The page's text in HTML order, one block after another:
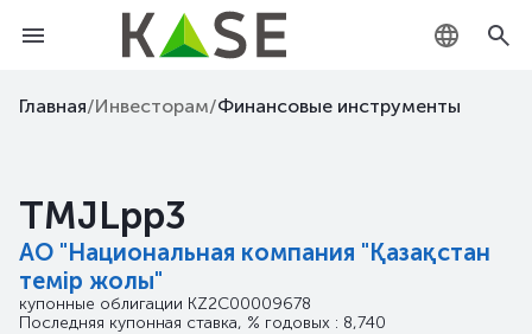
KZ
Главная/Инвесторам/Финансовые инструменты
TMJLpp3
АО "Национальная компания "Қазақстан
темір жолы"
купонные облигации KZ2C00009678
Последняя купонная ставка, % годовых : 8,740